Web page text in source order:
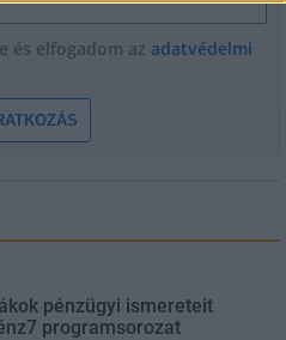
és elfogadom az adatvédelmi
pénzügyi ismereteit
programsorozat